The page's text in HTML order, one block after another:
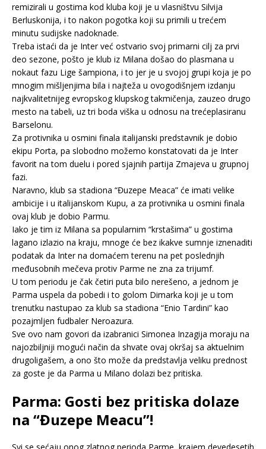
remizirali u gostima kod kluba koji je u vlasništvu Silvija
Berluskonija, i to nakon pogotka koji su primili u trećem
minutu sudijske nadoknade.
Treba istaći da je Inter već ostvario svoj primarni cilj za prvi
deo sezone, pošto je klub iz Milana došao do plasmana u
nokaut fazu Lige šampiona, i to jer je u svojoj grupi koja je po
mnogim mišljenjima bila i najteža u ovogodišnjem izdanju
najkvalitetnijeg evropskog klupskog takmičenja, zauzeo drugo
mesto na tabeli, uz tri boda viška u odnosu na trećeplasiranu
Barselonu.
Za protivnika u osmini finala italijanski predstavnik je dobio
ekipu Porta, pa slobodno možemo konstatovati da je Inter
favorit na tom duelu i pored sjajnih partija Zmajeva u grupnoj
fazi.
Naravno, klub sa stadiona “Đuzepe Meaca” će imati velike
ambicije i u italijanskom Kupu, a za protivnika u osmini finala
ovaj klub je dobio Parmu.
Iako je tim iz Milana sa popularnim “krstašima” u gostima
lagano izlazio na kraju, mnoge će bez ikakve sumnje iznenaditi
podatak da Inter na domaćem terenu na pet poslednjih
međusobnih mečeva protiv Parme ne zna za trijumf.
U tom periodu je čak četiri puta bilo nerešeno, a jednom je
Parma uspela da pobedi i to golom Dimarka koji je u tom
trenutku nastupao za klub sa stadiona “Enio Tardini” kao
pozajmljen fudbaler Neroazura.
Sve ovo nam govori da izabranici Simonea Inzagija moraju na
najozbiljniji mogući način da shvate ovaj okršaj sa aktuelnim
drugoligašem, a ono što može da predstavlja veliku prednost
za goste je da Parma u Milano dolazi bez pritiska.
Parma: Gosti bez pritiska dolaze
na “Đuzepe Meacu”!